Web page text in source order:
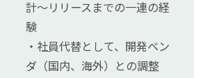
計～リリースまでの一連の経
験
・社員代替として、開発ベン
ダ（国内、海外）との調整